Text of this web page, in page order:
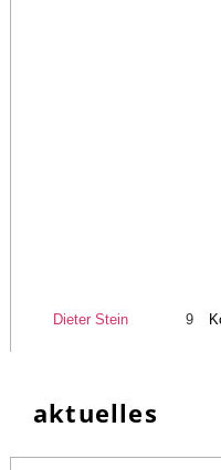
Dieter Stein 9
aktuelles